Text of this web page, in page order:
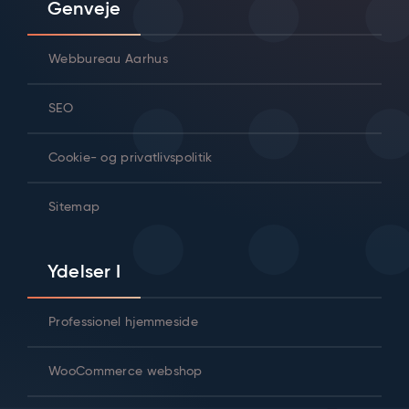
Genveje
Webbureau Aarhus
SEO
Cookie- og privatlivspolitik
Sitemap
Ydelser I
Professionel hjemmeside
WooCommerce webshop